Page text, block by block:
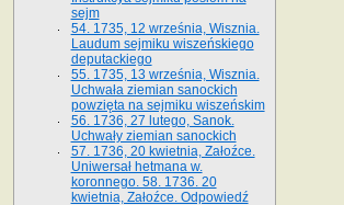
sejm
54. 1735, 12 września, Wisznia.
Laudum sejmiku wiszeńskiego
deputackiego
55. 1735, 13 września, Wisznia.
Uchwała ziemian sanockich
powzięta na sejmiku wiszeńskim
56. 1736, 27 lutego, Sanok.
Uchwały ziemian sanockich
57. 1736, 20 kwietnia, Załoźce.
Uniwersał hetmana w.
koronnego. 58. 1736. 20
kwietnia, Załoźce. Odpowiedź